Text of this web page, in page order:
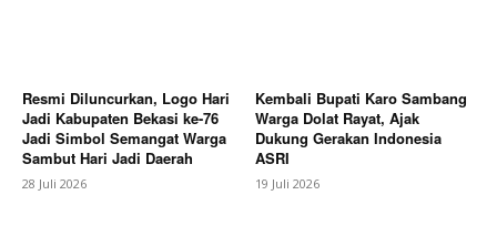
SUBSCRIBE NOW
Resmi Diluncurkan, Logo Hari
Jadi Kabupaten Bekasi ke-76
Jadi Simbol Semangat Warga
Sambut Hari Jadi Daerah
28 Juli 2026
Kembali Bupati Karo Sambang
Warga Dolat Rayat, Ajak
Dukung Gerakan Indonesia
ASRI
19 Juli 2026